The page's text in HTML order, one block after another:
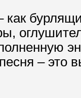
как
– это